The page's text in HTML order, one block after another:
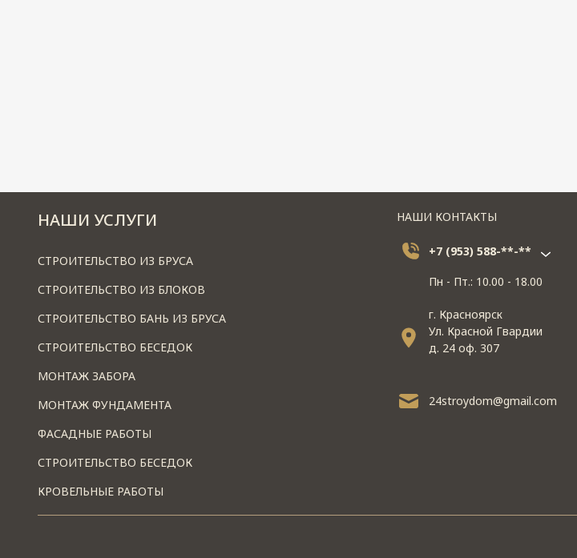
НАШИ УСЛУГИ
СТРОИТЕЛЬСТВО ИЗ БРУСА
СТРОИТЕЛЬСТВО ИЗ БЛОКОВ
СТРОИТЕЛЬСТВО БАНЬ ИЗ БРУСА
СТРОИТЕЛЬСТВО БЕСЕДОК
МОНТАЖ ЗАБОРА
МОНТАЖ ФУНДАМЕНТА
ФАСАДНЫЕ РАБОТЫ
СТРОИТЕЛЬСТВО БЕСЕДОК
КРОВЕЛЬНЫЕ РАБОТЫ
НАШИ КОНТАКТЫ
+7 (953) 588-**-**
Пн - Пт.: 10.00 - 18.00
г. Красноярск
Ул. Красной Гвардии
д. 24 оф. 307
24stroydom@gmail.com